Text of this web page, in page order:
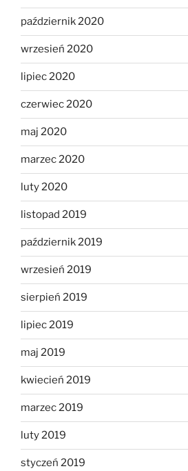
październik 2020
wrzesień 2020
lipiec 2020
czerwiec 2020
maj 2020
marzec 2020
luty 2020
listopad 2019
październik 2019
wrzesień 2019
sierpień 2019
lipiec 2019
maj 2019
kwiecień 2019
marzec 2019
luty 2019
styczeń 2019